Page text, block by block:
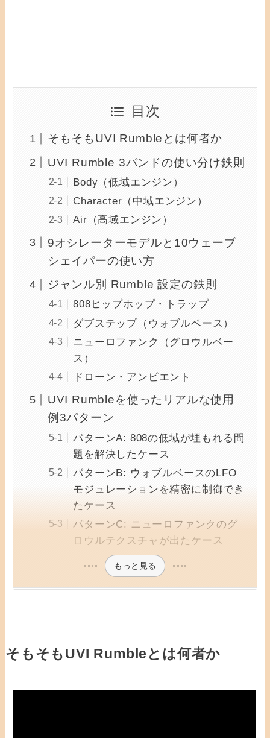
目次
そもそもUVI Rumbleとは何者か
UVI Rumble 3バンドの使い分け鉄則
Body（低域エンジン）
Character（中域エンジン）
Air（高域エンジン）
9オシレーターモデルと10ウェーブ
シェイパーの使い方
ジャンル別 Rumble 設定の鉄則
808ヒップホップ・トラップ
ダブステップ（ウォブルベース）
ニューロファンク（グロウルベー
ス）
ドローン・アンビエント
UVI Rumbleを使ったリアルな使用
例3パターン
パターンA: 808の低域が埋もれる問
題を解決したケース
パターンB: ウォブルベースのLFO
モジュレーションを精密に制御でき
たケース
パターンC: ニューロファンクのグ
ロウルテクスチャが出たケース
もっと見る
そもそもUVI Rumbleとは何者か